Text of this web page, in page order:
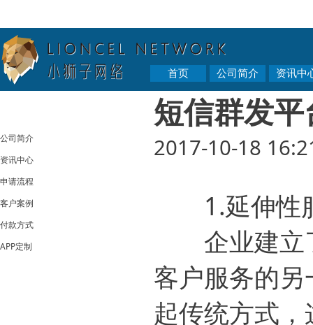
首页 公司简介 资讯中
公司简介
资讯中心
申请流程
客户案例
付款方式
APP定制
短信群发
2017-10-18
1.延伸性
企业建立
客户服务的
起传统方式